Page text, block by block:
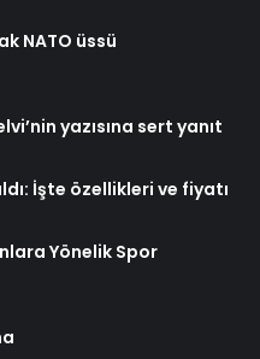
NATO üssü
yazısına sert yanıt
İşte özellikleri ve fiyatı
Yönelik Spor